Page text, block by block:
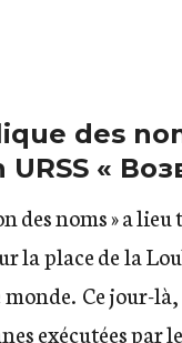
des
«
des noms » a
la place de la
monde. Ce jour-
exécutées par